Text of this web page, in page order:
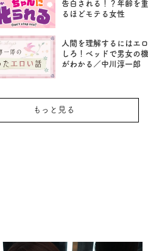
告白される！？年齢を
るほどモテる女性
人間を理解するにはエ
しろ！ベッドで男女の
がわかる／中川淳一郎
もっと見る